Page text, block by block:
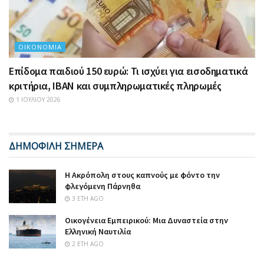
ΟΙΚΟΝΟΜΊΑ
Επίδομα παιδιού 150 ευρώ: Τι ισχύει για εισοδηματικά
κριτήρια, IBAN και συμπληρωματικές πληρωμές
1 ΙΟΥΛΊΟΥ 2026
ΔΗΜΟΦΙΛΗ ΣΗΜΕΡΑ
Η Ακρόπολη στους καπνούς με φόντο την
φλεγόμενη Πάρνηθα
3 ΈΤΗ AGO
Οικογένεια Εμπειρικού: Μια Δυναστεία στην
Ελληνική Ναυτιλία
2 ΈΤΗ AGO